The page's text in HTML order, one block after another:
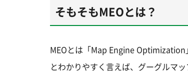
そもそもMEOとは？
MEOとは「Map Engine
とわかりやすく言えば、グーグルマッ